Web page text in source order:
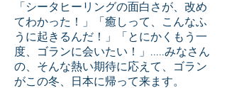
「シータヒーリングの面白さが、改め
てわかった！」「癒しって、こんなふ
うに起きるんだ！」「とにかくもう一
度、ゴランに会いたい！」.....みなさん
の、そんな熱い期待に応えて、ゴラン
がこの冬、日本に帰って来ます。